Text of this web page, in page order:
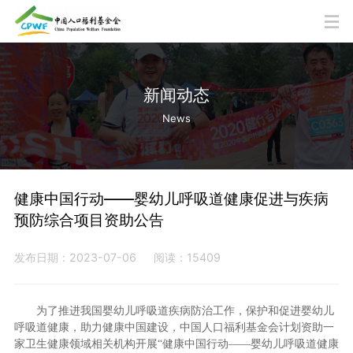
新闻动态
News
健康中国行动——婴幼儿呼吸道健康促进与疾病
预防综合项目资助公告
发布日期：2023-07-06 阅读：15409
为了推进我国婴幼儿呼吸道疾病防治工作，保护和促进婴幼儿
呼吸道健康，助力健康中国建设，中国人口福利基金会计划资助一
家卫生健康领域相关机构开展“健康中国行动——婴幼儿呼吸道健康